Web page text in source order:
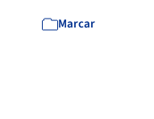
Marcar